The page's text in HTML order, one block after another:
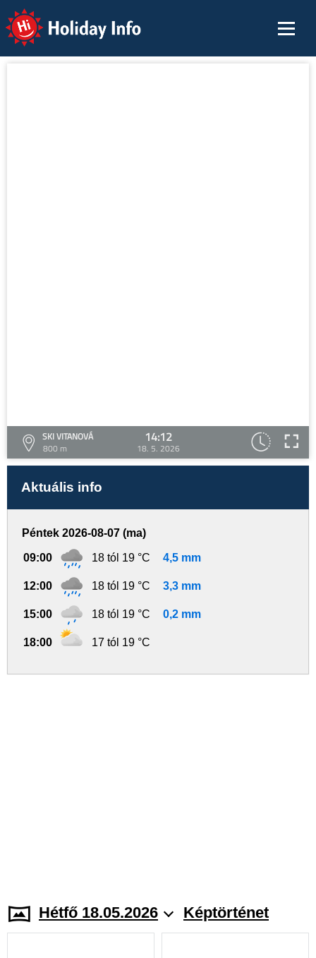
Holiday Info
SKI VITANOVÁ
800 m
14:12
18. 5. 2026
Aktuális info
Péntek 2026-08-07 (ma)
09:00 18 tól 19 °C 4,5 mm
12:00 18 tól 19 °C 3,3 mm
15:00 18 tól 19 °C 0,2 mm
18:00 17 tól 19 °C
Hétfő 18.05.2026 Képtörténet